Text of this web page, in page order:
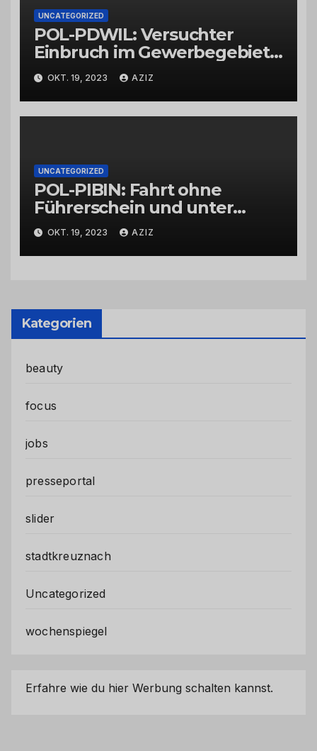
UNCATEGORIZED
POL-PDWIL: Versuchter
Einbruch im Gewerbegebiet
Wittlich
OKT. 19, 2023 AZIZ
UNCATEGORIZED
POL-PIBIN: Fahrt ohne
Führerschein und unter
Einfluss von Drogen
OKT. 19, 2023 AZIZ
Kategorien
beauty
focus
jobs
presseportal
slider
stadtkreuznach
Uncategorized
wochenspiegel
Erfahre wie du hier Werbung schalten kannst.